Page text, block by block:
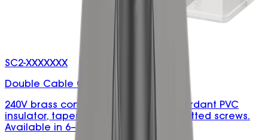
SC2-XXXXXXX
Double Cable Connectors
240V brass connector with flame retardant PVC
insulator, tapered entry, and deep slotted screws.
Available in 6–35mm².